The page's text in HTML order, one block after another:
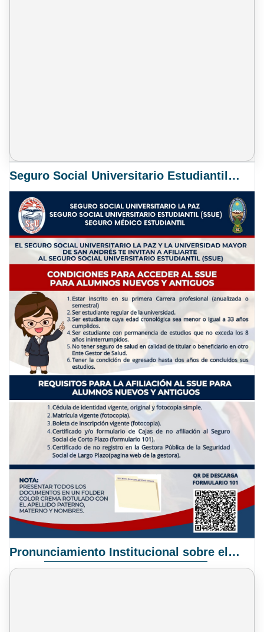
Seguro Social Universitario Estudiantil SSUE
Pronunciamiento Institucional sobre el Proyecto de Ley N° 068/2025-2026 C.S.